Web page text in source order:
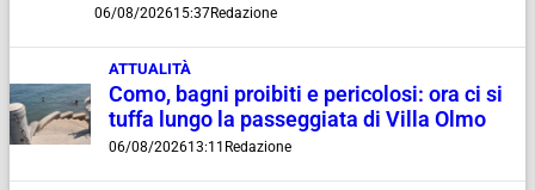
06/08/202615:37Redazione
ATTUALITÀ
Como, bagni proibiti e pericolosi: ora ci si
tuffa lungo la passeggiata di Villa Olmo
06/08/202613:11 Redazione